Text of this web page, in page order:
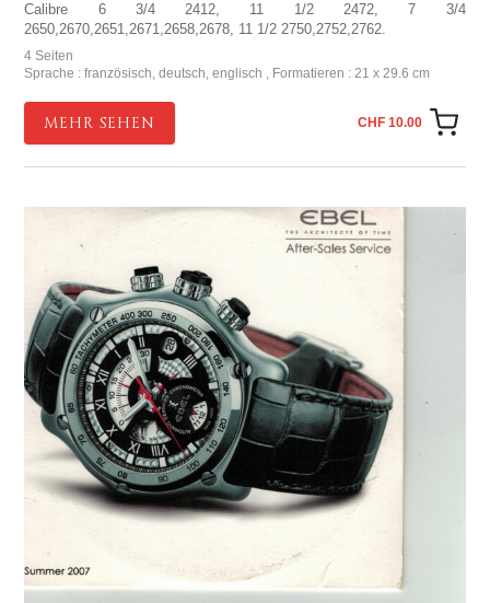
Calibre 6 3/4 2412, 11 1/2 2472, 7 3/4
2650,2670,2651,2671,2658,2678, 11 1/2 2750,2752,2762.
4 Seiten
Sprache : französisch, deutsch, englisch , Formatieren : 21 x 29.6 cm
MEHR SEHEN CHF 10.00